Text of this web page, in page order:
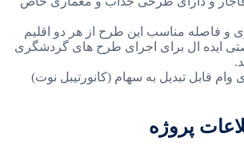
و فاصله مناسب این طرح از هر دو اقلیم
ایده ال برای اجرای طرح های گردشگری
وام قابل تبدیل به سهام (کانورتیبل نوت)
پروژه